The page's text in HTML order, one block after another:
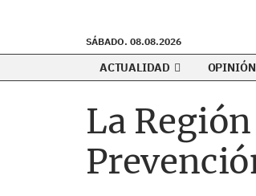
SÁBADO. 08.08.2026
ACTUALIDAD OPINIÓN
La